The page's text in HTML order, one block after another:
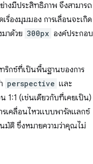
างมีประสิทธิภาพ จึงสามารถ
รื่องมุมมอง การเลื่อนจะเกิด
าด้วย 300px องค์ประกอบ
ริกซ์ที่เป็นพื้นฐานของการ
perspective และ
1:1 (เช่นเดียวกับที่เคยเป็น)
เคลื่อนไหวแบบพารัลแลกซ์
มัติ ซึ่งหมายความว่าคุณไม่